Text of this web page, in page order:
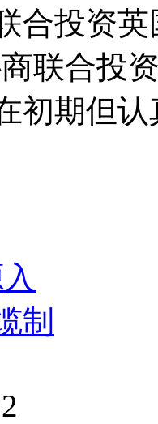
合投资
商联合投
初期但